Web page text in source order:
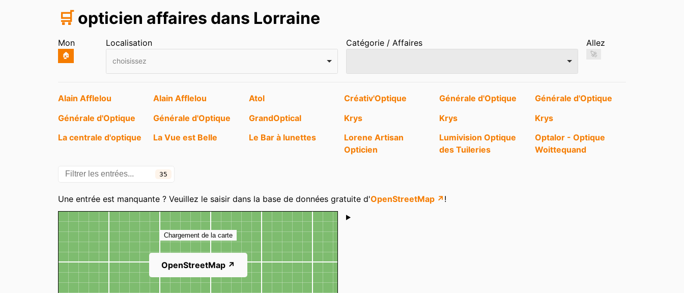
🛒 opticien affaires dans Lorraine
Mon
🏠
Localisation
choisissez
Catégorie / Affaires Allez
🚀
Entrées
Alain Afflelou Alain Afflelou Atol Créativ'Optique Générale d'Optique
Générale d'Optique
Générale d'Optique
Générale d'Optique GrandOptical Krys Krys
Krys
La centrale d'optique
La Vue est Belle Le Bar à lunettes
Lorene Artisan
Opticien
Lumivision Optique
des Tuileries
Optalor - Optique
Woittequand
Optic 2000
Optique Saint-Jean
Optisoins Prom’optical Ta Vue Mes Lunettes Vision Plus
35
Une entrée est manquante ? Veuillez le saisir dans la base de données gratuite d'OpenStreetMap ↗ !
Carte
Chargement de la carte
OpenStreetMap ↗
Shoutbox